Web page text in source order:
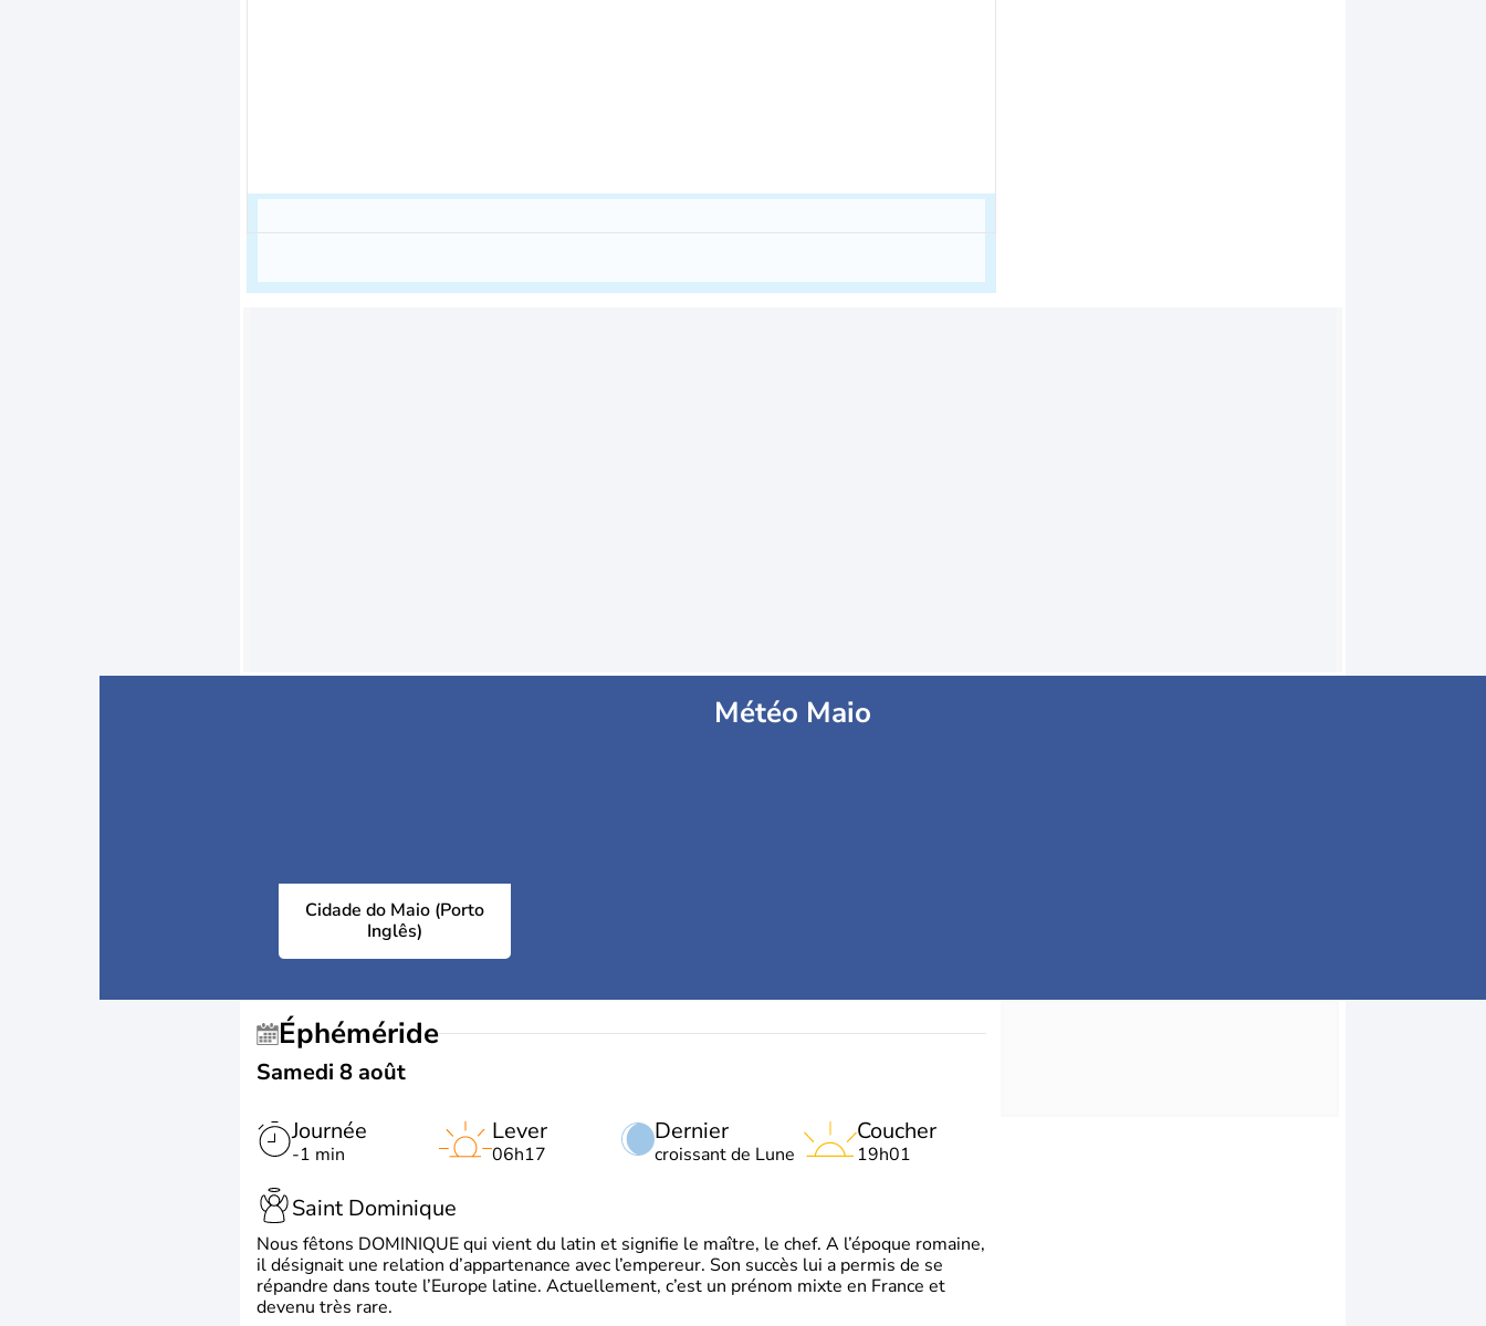
Météo Maio
Cidade do Maio (Porto
Inglês)
Éphéméride
Samedi 8 août
Journée
-1 min
Dernier
croissant de Lune
Lever
06h17
Coucher
19h01
Saint Dominique
Nous fêtons DOMINIQUE qui vient du latin et signifie le maître, le chef. A l’époque romaine,
il désignait une relation d’appartenance avec l’empereur. Son succès lui a permis de se
répandre dans toute l’Europe latine. Actuellement, c’est un prénom mixte en France et
devenu très rare.